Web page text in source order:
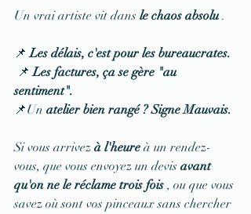
Un vrai artiste vit dans le chaos absolu .
📌 Les délais, c'est pour les bureaucrates.
📌 Les factures, ça se gère "au
sentiment".
📌Un atelier bien rangé ? Signe Mauvais.
Si vous arrivez à l'heure à un rendez-
vous, que vous envoyez un devis avant
qu'on ne le réclame trois fois , ou que vous
savez où sont vos pinceaux sans chercher